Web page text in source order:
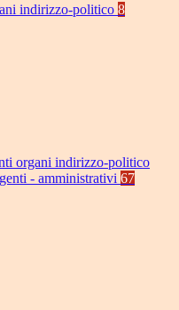
indirizzo-politico 8
organi indirizzo-politico
- amministrativi 67